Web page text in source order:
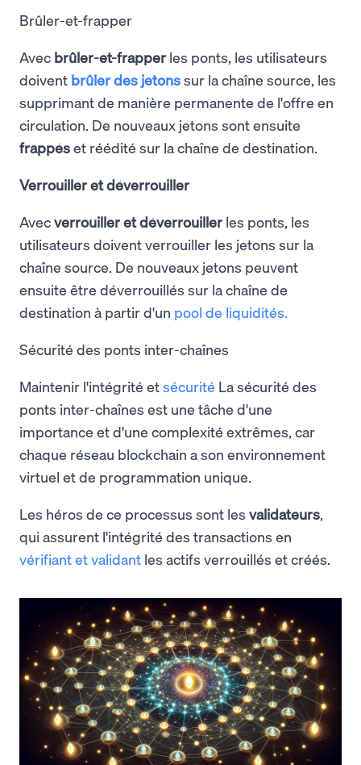
Brûler-et-frapper
Avec brûler-et-frapper les ponts, les utilisateurs
doivent brûlerdes jetonssur la chaîne source, les
supprimant de manière permanente de l'offre en
circulation. De nouveaux jetons sont ensuite
frappéset réédité sur la chaîne de destination.
Verrouiller et déverrouiller
Avecverrouiller et déverrouiller les ponts, les
utilisateurs doivent verrouiller les jetons sur la
chaîne source. De nouveaux jetons peuvent
ensuite être déverrouillés sur la chaîne de
destination à partir d'un pool de liquidités.
Sécurité des ponts inter-chaînes
Maintenir l'intégrité etsécurité La sécurité des
ponts inter-chaînes est une tâche d'une
importance et d'une complexité extrêmes, car
chaque réseau blockchain a son environnement
virtuel et de programmation unique.
Les héros de ce processus sont les validateurs,
qui assurent l'intégrité des transactions en
vérifiant et validant les actifs verrouillés et créés.